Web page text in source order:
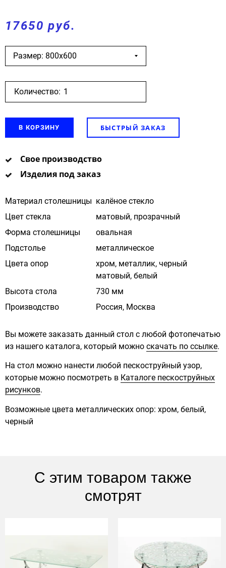
17650 руб.
Размер: 800х600
Количество:
В КОРЗИНУ БЫСТРЫЙ ЗАКАЗ
Свое производство
Изделия под заказ
Материал столешницы калёное стекло
Цвет стекла
матовый, прозрачный
Форма столешницы
овальная
Подстолье
металлическое
Цвета опор
хром, металлик, черный
матовый, белый
Высота стола
730 мм
Производство
Россия, Москва
Вы можете заказать данный стол с любой фотопечатью
из нашего каталога, который можно скачать по ссылке.
На стол можно нанести любой пескоструйный узор,
которые можно посмотреть в Каталоге пескоструйных
рисунков.
Возможные цвета металлических опор: хром, белый,
черный
С этим товаром также
смотрят